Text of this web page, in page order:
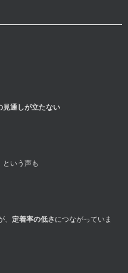
見通しが立たない
という声も
定着率の低さ につながっていま